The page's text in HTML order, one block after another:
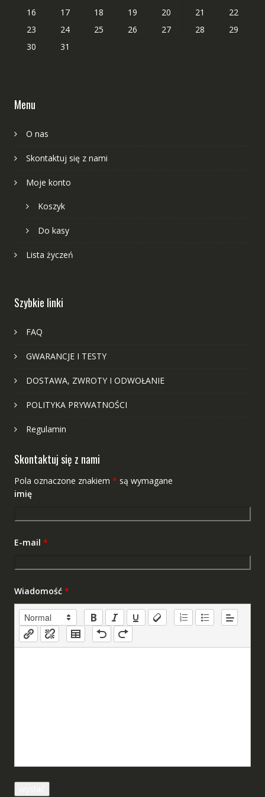
16
17 18 19 20 21
22
23
24 25 26 27 28
29
30
31
Menu
O nas
Skontaktuj się z nami
Moje konto
Koszyk
Do kasy
Lista życzeń
Szybkie linki
FAQ
GWARANCJE I TESTY
DOSTAWA, ZWROTY I ODWOŁANIE
POLITYKA PRYWATNOŚCI
Regulamin
Skontaktuj się z nami
Pola oznaczone znakiem * są wymagane
imię
E-mail *
Wiadomość *